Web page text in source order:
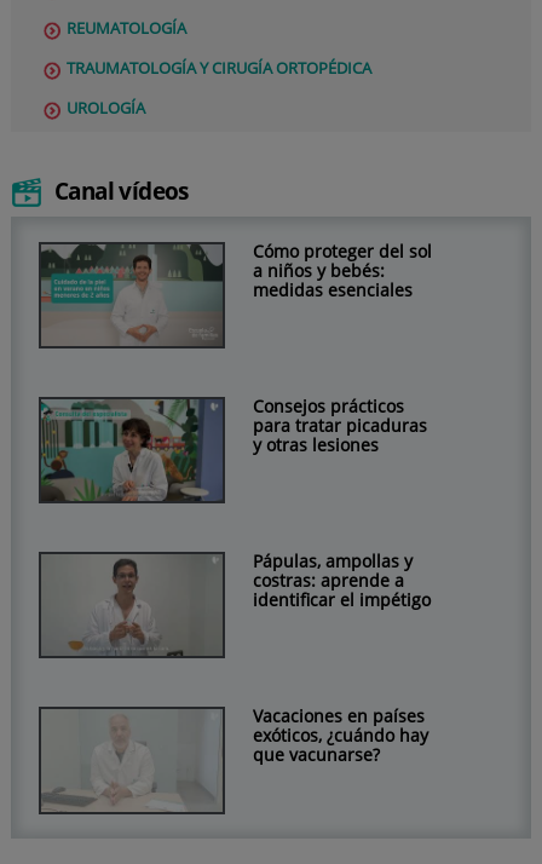
REUMATOLOGÍA
TRAUMATOLOGÍA Y CIRUGÍA ORTOPÉDICA
UROLOGÍA
Canal vídeos
Cómo proteger del sol
a niños y bebés:
medidas esenciales
Consejos prácticos
para tratar picaduras
y otras lesiones
Pápulas, ampollas y
costras: aprende a
identificar el impétigo
Vacaciones en países
exóticos, ¿cuándo hay
que vacunarse?